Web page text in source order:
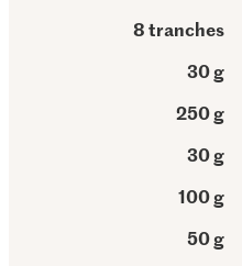
8 tranches
30 g
250 g
30 g
100 g
50 g